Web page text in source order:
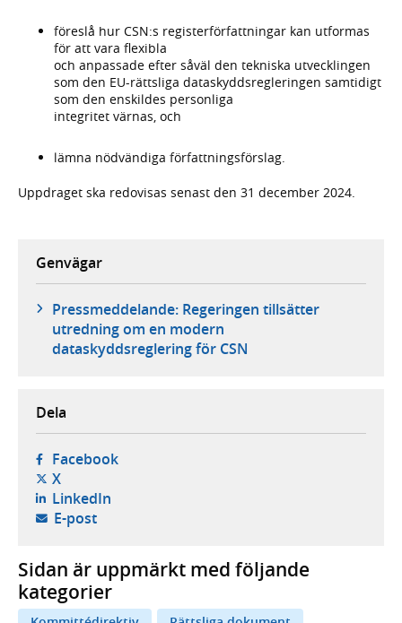
föreslå hur CSN:s registerförfattningar kan utformas
för att vara flexibla
och anpassade efter såväl den tekniska utvecklingen
som den EU-rättsliga dataskyddsregleringen samtidigt
som den enskildes personliga
integritet värnas, och
lämna nödvändiga författningsförslag.
Uppdraget ska redovisas senast den 31 december 2024.
Genvägar
Pressmeddelande: Regeringen tillsätter
utredning om en modern
dataskyddsreglering för CSN
Dela
Facebook- öppnas i ny flik, extern webbplats,
X- öppnas i ny flik, extern webbplats,
LinkedIn- öppnas i ny flik, extern webbplats,
E-post- öppnar din e-postklient,
Sidan är uppmärkt med följande
kategorier